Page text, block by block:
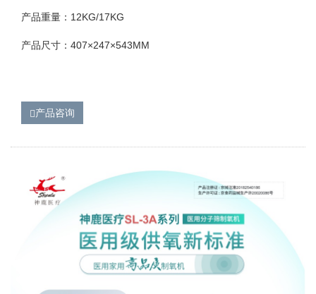
产品重量：12KG/17KG
产品尺寸：407×247×543MM
产品咨询